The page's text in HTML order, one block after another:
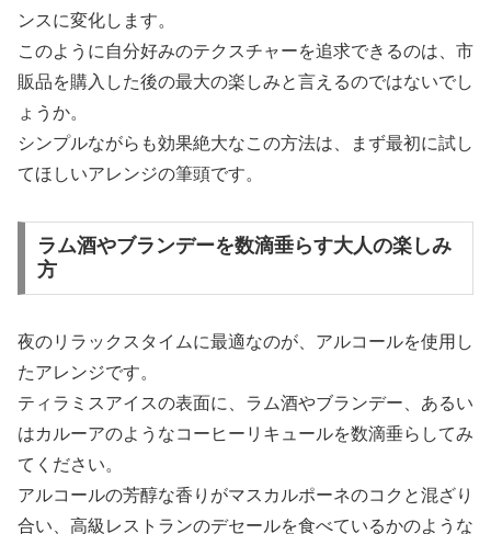
ンスに変化します。
このように自分好みのテクスチャーを追求できるのは、市
販品を購入した後の最大の楽しみと言えるのではないでし
ょうか。
シンプルながらも効果絶大なこの方法は、まず最初に試し
てほしいアレンジの筆頭です。
ラム酒やブランデーを数滴垂らす大人の楽しみ
方
夜のリラックスタイムに最適なのが、アルコールを使用し
たアレンジです。
ティラミスアイスの表面に、ラム酒やブランデー、あるい
はカルーアのようなコーヒーリキュールを数滴垂らしてみ
てください。
アルコールの芳醇な香りがマスカルポーネのコクと混ざり
合い、高級レストランのデセールを食べているかのような